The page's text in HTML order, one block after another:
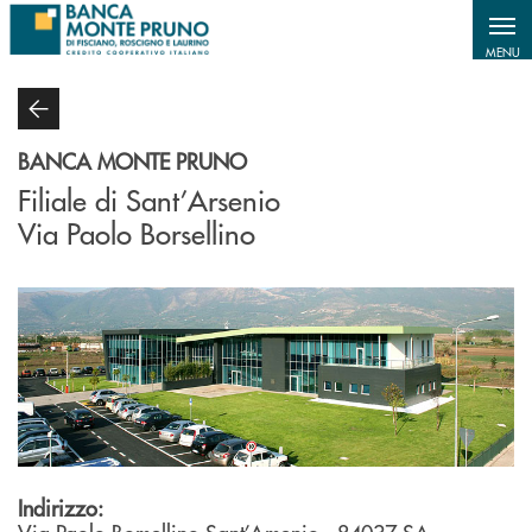
Salta al contenuto principale
MENU
BANCA MONTE PRUNO
Filiale di Sant’Arsenio
Via Paolo Borsellino
Indirizzo: